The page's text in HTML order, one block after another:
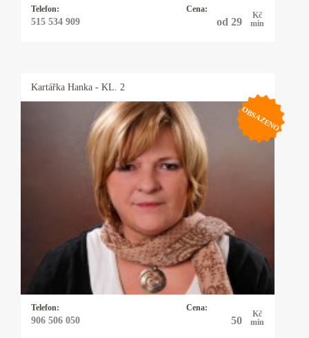
Telefon:
515 534 909
Cena:
od 29
Kč
min
Kartářka Hanka - KL. 2
OBSAZENO
Telefon:
906 506 050
Cena:
50
Kč
min
Kartářka Hanka
Profesionální výklad karet, autorské výklady,
rozbor osobnosti a partnerských vztahů podle
data narození. Pomůžu vám uvědomit si svůj
potenciál. Dodám vám sílu a odvahu, abyste
mohli čelit překážkám a výzvám ve svém
životě.